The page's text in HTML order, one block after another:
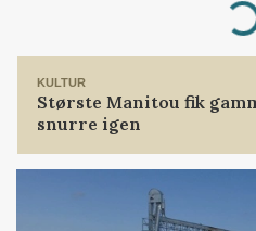
KULTUR
Største Manitou fik
snurre igen